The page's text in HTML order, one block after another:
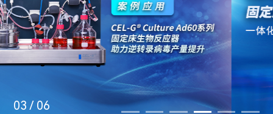
03 / 06